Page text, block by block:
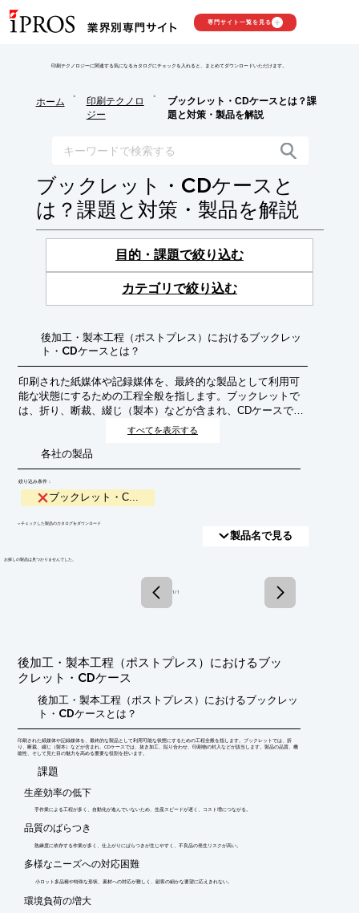
専門サイト一覧を見る
印刷テクノロジーに関連する気になるカタログにチェックを入れると、まとめてダウンロードいただけます。
ホーム
>
印刷テクノロ
ジー
>
ブックレット・CDケースとは？課
題と対策・製品を解説
ブックレット・CDケースと
は？課題と対策・製品を解説
目的・課題で絞り込む
カテゴリで絞り込む
後加工・製本工程（ポストプレス）におけるブックレッ
ト・CDケースとは？
印刷された紙媒体や記録媒体を、最終的な製品として利用可
能な状態にするための工程全般を指します。ブックレットで
は、折り、断裁、綴じ（製本）などが含まれ、CDケースで
は、抜き加工、貼り合わせ、印刷物の封入などが該当しま
す。製品の品質、機能性、そして見た目の魅力を高める重要
な役割を担います。
すべてを表示する
各社の製品
絞り込み条件：
ブックレット・C...
​▼チェックした製品のカタログをダウンロード
製品名で見る
​お探しの製品は見つかりませんでした。
1 / 1
後加工・製本工程（ポストプレス）におけるブッ
クレット・CDケース
後加工・製本工程（ポストプレス）におけるブックレッ
ト・CDケースとは？
印刷された紙媒体や記録媒体を、最終的な製品として利用可能な状態にするための工程全般を指します。ブックレットでは、折
り、断裁、綴じ（製本）などが含まれ、CDケースでは、抜き加工、貼り合わせ、印刷物の封入などが該当します。製品の品質、機
能性、そして見た目の魅力を高める重要な役割を担います。
​課題
生産効率の低下
手作業による工程が多く、自動化が進んでいないため、生産スピードが遅く、コスト増につながる。
品質のばらつき
熟練度に依存する作業が多く、仕上がりにばらつきが生じやすく、不良品の発生リスクが高い。
多様なニーズへの対応困難
小ロット多品種や特殊な形状、素材への対応が難しく、顧客の細かな要望に応えきれない。
環境負荷の増大